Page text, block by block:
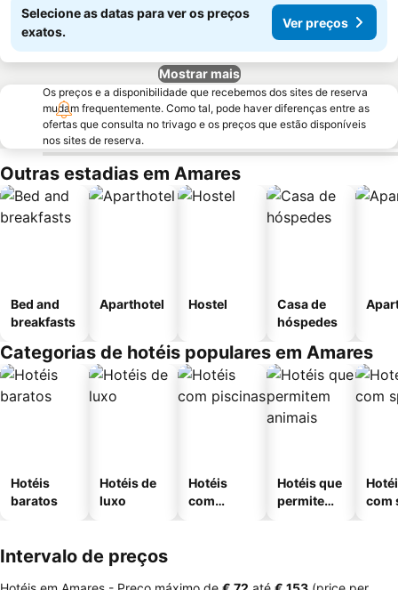
Selecione as datas para ver os preços
exatos.
Ver preços
Mostrar mais
Os preços e a disponibilidade que recebemos dos sites de reserva
mudam frequentemente. Como tal, pode haver diferenças entre as
ofertas que consulta no trivago e os preços que estão disponíveis
nos sites de reserva.
Outras estadias em Amares
Bed and
breakfasts
Aparthotel Hostel
Casa de
hóspedes
Categorias de hotéis populares em Amares
Hotéis
baratos
Hotéis de
luxo
Hotéis
com
Hotéis que
permitem
com
Intervalo de preços